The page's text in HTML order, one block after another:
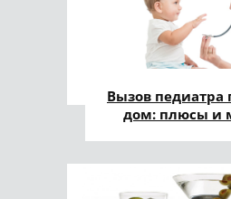
Вызов педиатра
дом: плюсы и